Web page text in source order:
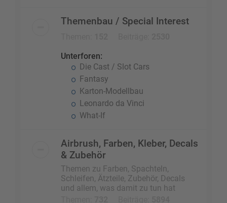
Themenbau / Special Interest
Unterforen:
Die Cast / Slot Cars
Fantasy
Karton-Modellbau
Leonardo da Vinci
What-If
Airbrush, Farben, Kleber, Decals
& Zubehör
Themen zu Farben, Spachteln,
Schleifen, Ätzteile, Zubehör, Decals
und allem, was damit zu tun hat